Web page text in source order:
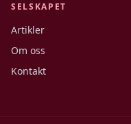
SELSKAPET
Artikler
Om oss
Kontakt